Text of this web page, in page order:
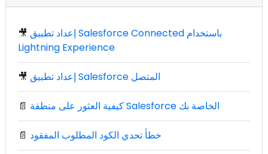
🎥 إعداد تطبيق Salesforce Connected باستخدام
Lightning Experience
🎥 إعداد تطبيق Salesforce المتصل
📄 كيفية العثور على منطقة Salesforce الخاصة بك
📄 خطأ تحدي الكود المطلوب المفقود